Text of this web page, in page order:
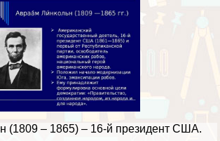
(1809 – 1865) – 16-й президент США.